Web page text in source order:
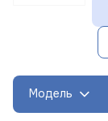
Модель